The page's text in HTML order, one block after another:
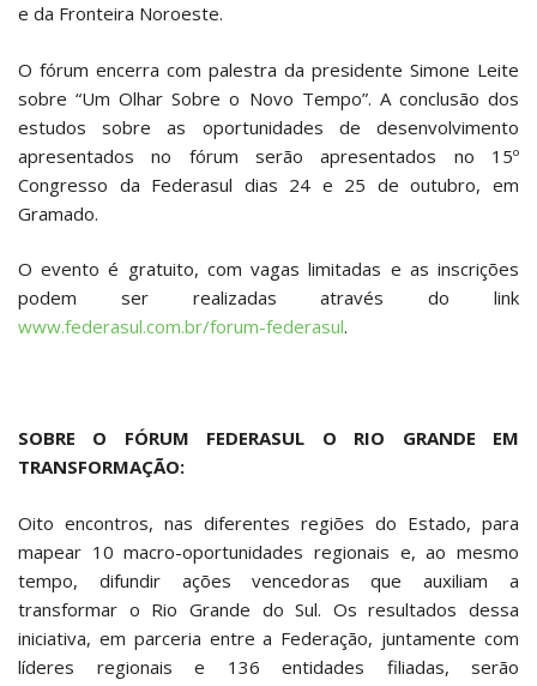
e da Fronteira Noroeste.
O fórum encerra com palestra da presidente Simone Leite
sobre “Um Olhar Sobre o Novo Tempo”. A conclusão dos
estudos sobre as oportunidades de desenvolvimento
apresentados no fórum serão apresentados no 15º
Congresso da Federasul dias 24 e 25 de outubro, em
Gramado.
O evento é gratuito, com vagas limitadas e as inscrições
podem ser realizadas através do link
www.federasul.com.br/forum-federasul.
SOBRE O FÓRUM FEDERASUL O RIO GRANDE EM
TRANSFORMAÇÃO:
Oito encontros, nas diferentes regiões do Estado, para
mapear 10 macro-oportunidades regionais e, ao mesmo
tempo, difundir ações vencedoras que auxiliam a
transformar o Rio Grande do Sul. Os resultados dessa
iniciativa, em parceria entre a Federação, juntamente com
líderes regionais e 136 entidades filiadas, serão